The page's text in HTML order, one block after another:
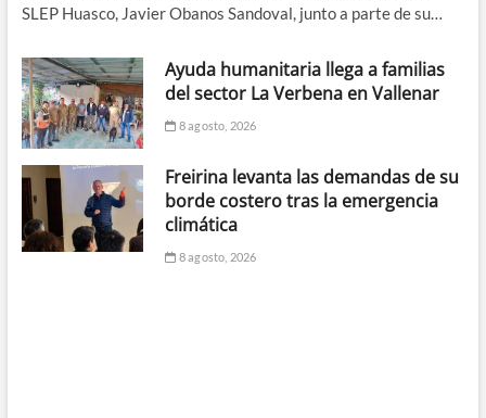
SLEP Huasco, Javier Obanos Sandoval, junto a parte de su…
Ayuda humanitaria llega a familias
del sector La Verbena en Vallenar
8 agosto, 2026
Freirina levanta las demandas de su
borde costero tras la emergencia
climática
8 agosto, 2026